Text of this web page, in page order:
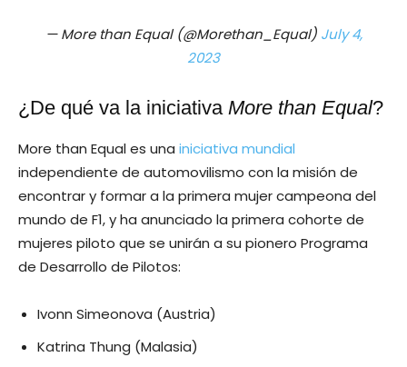
— More than Equal (@Morethan_Equal) July 4,
2023
¿De qué va la iniciativa More than Equal?
More than Equal es una iniciativa mundial
independiente de automovilismo con la misión de
encontrar y formar a la primera mujer campeona del
mundo de F1, y ha anunciado la primera cohorte de
mujeres piloto que se unirán a su pionero Programa
de Desarrollo de Pilotos:
Ivonn Simeonova (Austria)
Katrina Thung (Malasia)